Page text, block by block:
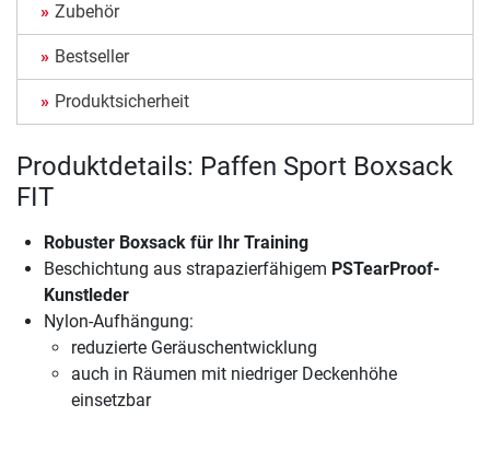
Zubehör
Bestseller
Produktsicherheit
Produktdetails: Paffen Sport Boxsack
FIT
Robuster Boxsack für Ihr Training
Beschichtung aus strapazierfähigem PSTearProof-
Kunstleder
Nylon-Aufhängung:
reduzierte Geräuschentwicklung
auch in Räumen mit niedriger Deckenhöhe
einsetzbar